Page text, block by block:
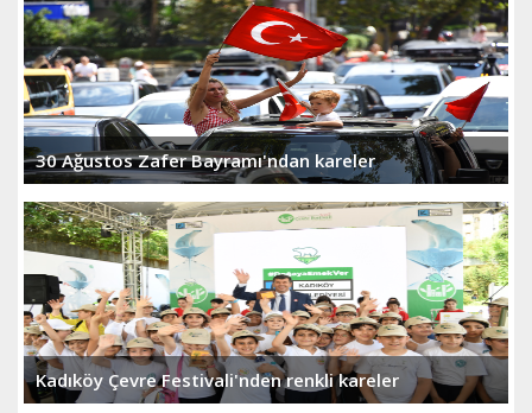
30 Ağustos Zafer Bayramı'ndan kareler
Kadıköy Çevre Festivali'nden renkli kareler